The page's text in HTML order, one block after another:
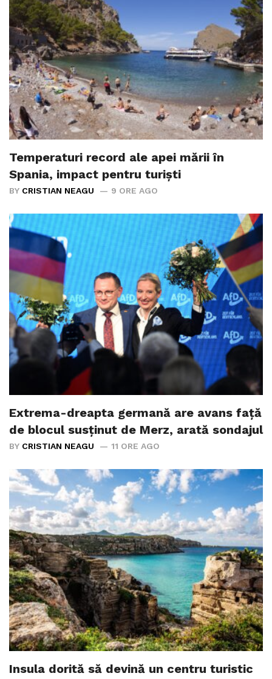
Temperaturi record ale apei mării în
Spania, impact pentru turiști
BY CRISTIAN NEAGU 9 ORE AGO
Extrema-dreapta germană are avans față
de blocul susținut de Merz, arată sondajul
BY CRISTIAN NEAGU 11 ORE AGO
Insula dorită să devină un centru turistic